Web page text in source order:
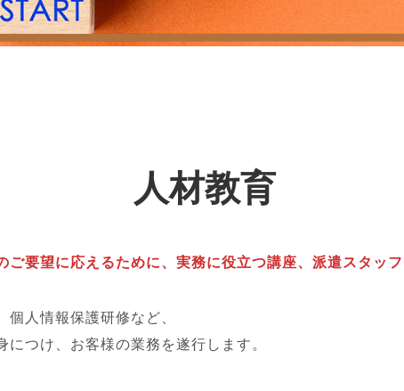
人材教育
要望に応えるために、実務に役立つ講座、派遣スタッフ
人情報保護研修など、
つけ、お客様の業務を遂行します。